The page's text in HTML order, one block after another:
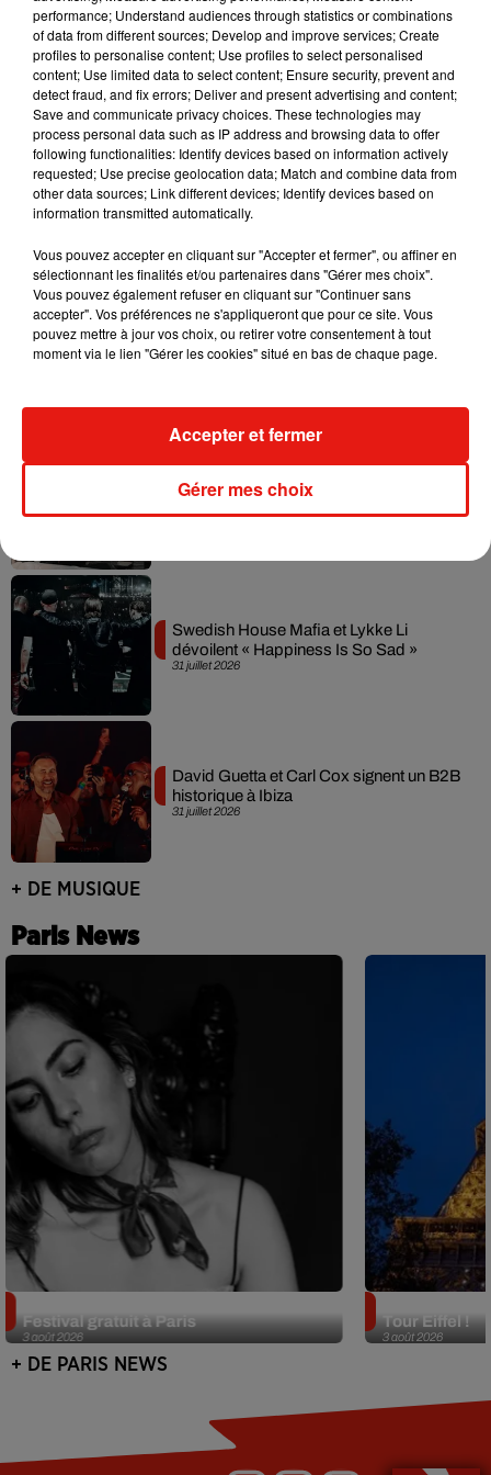
7 août 2026
RÜFÜS DU SOL annonce un nouvel
album après sa tournée mondiale
Angèle et Amélie Lens dévoilent leur
collaboration tant attendue
Il y a 10 ans, DJ Snake changeait de
dimension avec son premier...
3 août 2026
Fred again.. et Latin Mafia dévoilent enfin
31 juillet 2026
Swedish House Mafia et Lykke Li
dévoilent « Happiness Is So Sad »
31 juillet 2026
David Guetta et Carl Cox signent un B2B
historique à Ibiza
+ DE MUSIQUE
Paris News
3 août 2026
Festival gratuit à Paris
3 août 2026
Tour Eiffel !
+ DE PARIS NEWS
performance; Understand audiences through statistics or combinations
of data from different sources; Develop and improve services; Create
profiles to personalise content; Use profiles to select personalised
content; Use limited data to select content; Ensure security, prevent and
detect fraud, and fix errors; Deliver and present advertising and content;
Save and communicate privacy choices. These technologies may
process personal data such as IP address and browsing data to offer
following functionalities: Identify devices based on information actively
requested; Use precise geolocation data; Match and combine data from
other data sources; Link different devices; Identify devices based on
information transmitted automatically.
Vous pouvez accepter en cliquant sur "Accepter et fermer", ou affiner en
sélectionnant les finalités et/ou partenaires dans "Gérer mes choix".
Vous pouvez également refuser en cliquant sur "Continuer sans
accepter". Vos préférences ne s'appliqueront que pour ce site. Vous
pouvez mettre à jour vos choix, ou retirer votre consentement à tout
moment via le lien "Gérer les cookies" situé en bas de chaque page.
Gérer mes choix
Accepter et fermer